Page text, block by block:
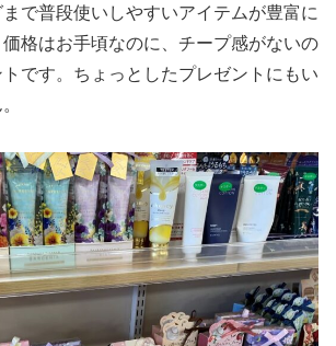
で普段使いしやすいアイテムが豊富に
格はお手頃なのに、チープ感がないの
です。ちょっとしたプレゼントにもい